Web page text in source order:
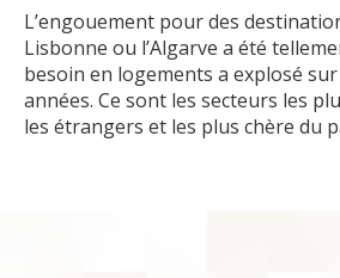
L’engouement pour des
Lisbonne ou l’Algarve a été
besoin en logements a explosé
années. Ce sont les secteurs les
les étrangers et les plus chère du